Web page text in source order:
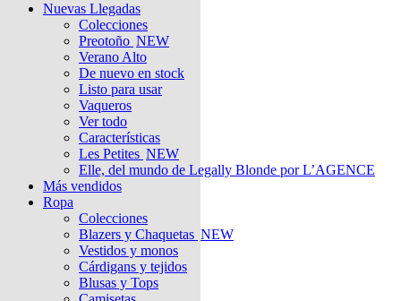
Nuevas Llegadas
Colecciones
Preotoño NEW
Verano Alto
De nuevo en stock
Listo para usar
Vaqueros
Ver todo
Características
Les Petites NEW
Elle, del mundo de Legally Blonde por L’AGENCE
Más vendidos
Ropa
Colecciones
Blazers y Chaquetas NEW
Vestidos y monos
Cárdigans y tejidos
Blusas y Tops